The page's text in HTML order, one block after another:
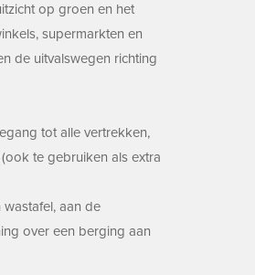
op groen en het
supermarkten en
de uitvalswegen richting
tot alle vertrekken,
te gebruiken als extra
aan de
over een berging aan